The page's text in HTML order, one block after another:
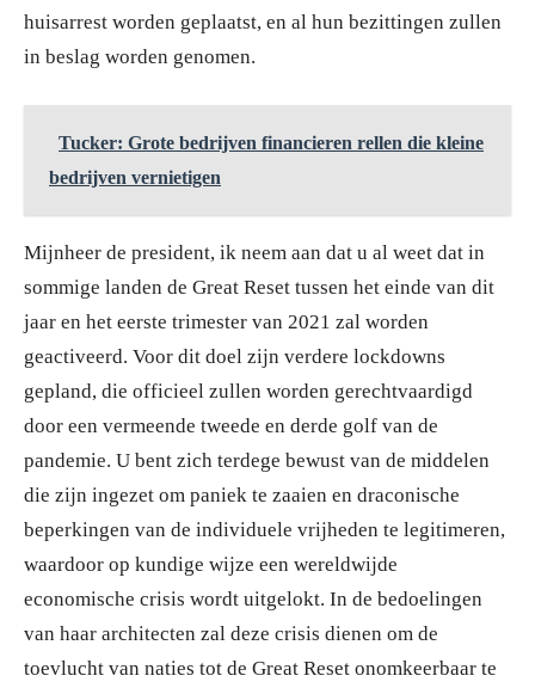
huisarrest worden geplaatst, en al hun bezittingen zullen
in beslag worden genomen.
Tucker: Grote bedrijven financieren rellen die kleine
bedrijven vernietigen
Mijnheer de president, ik neem aan dat u al weet dat in
sommige landen de Great Reset tussen het einde van dit
jaar en het eerste trimester van 2021 zal worden
geactiveerd. Voor dit doel zijn verdere lockdowns
gepland, die officieel zullen worden gerechtvaardigd
door een vermeende tweede en derde golf van de
pandemie. U bent zich terdege bewust van de middelen
die zijn ingezet om paniek te zaaien en draconische
beperkingen van de individuele vrijheden te legitimeren,
waardoor op kundige wijze een wereldwijde
economische crisis wordt uitgelokt. In de bedoelingen
van haar architecten zal deze crisis dienen om de
toevlucht van naties tot de Great Reset onomkeerbaar te